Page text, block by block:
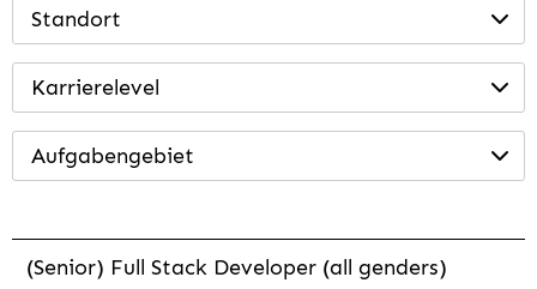
Standort
Karrierelevel
Aufgabengebiet
(Senior) Full Stack Developer (all genders)